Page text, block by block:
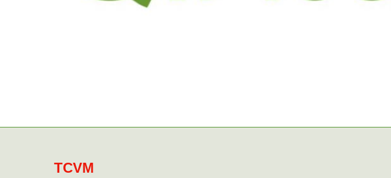
TCVM